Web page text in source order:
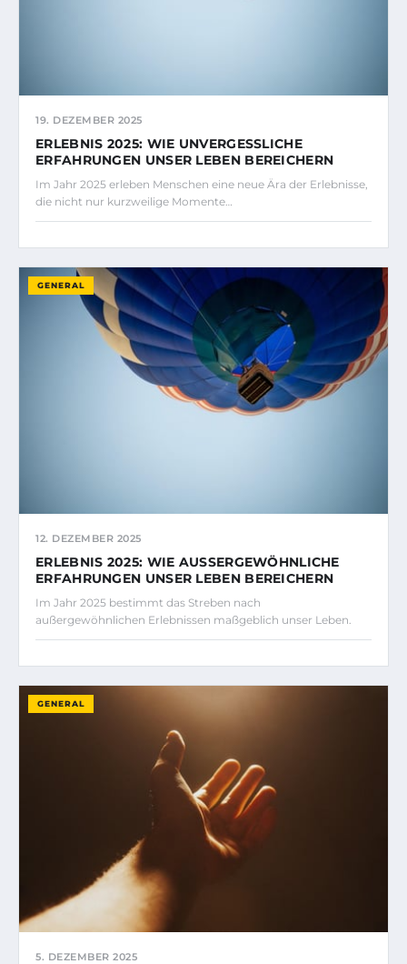
19. DEZEMBER 2025
ERLEBNIS 2025: WIE UNVERGESSLICHE
ERFAHRUNGEN UNSER LEBEN BEREICHERN
Im Jahr 2025 erleben Menschen eine neue Ära der Erlebnisse,
die nicht nur kurzweilige Momente…
GENERAL
12. DEZEMBER 2025
ERLEBNIS 2025: WIE AUSSERGEWÖHNLICHE E
RFAHRUNGEN UNSER LEBEN BEREICHERN
Im Jahr 2025 bestimmt das Streben nach
außergewöhnlichen Erlebnissen maßgeblich unser Leben.
GENERAL
5. DEZEMBER 2025